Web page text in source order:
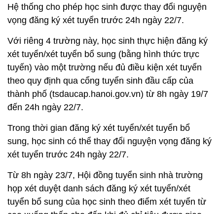
Hệ thống cho phép học sinh được thay đổi nguyện
vọng đăng ký xét tuyển trước 24h ngày 22/7.
Với riêng 4 trường này, học sinh thực hiện đăng ký
xét tuyển/xét tuyển bổ sung (bằng hình thức trực
tuyến) vào một trường nếu đủ điều kiện xét tuyển
theo quy định qua cổng tuyển sinh đầu cấp của
thành phố (tsdaucap.hanoi.gov.vn) từ 8h ngày 19/7
đến 24h ngày 22/7.
Trong thời gian đăng ký xét tuyển/xét tuyển bổ
sung, học sinh có thể thay đổi nguyện vọng đăng ký
xét tuyển trước 24h ngày 22/7.
Từ 8h ngày 23/7, Hội đồng tuyển sinh nhà trường
họp xét duyệt danh sách đăng ký xét tuyển/xét
tuyển bổ sung của học sinh theo điểm xét tuyển từ